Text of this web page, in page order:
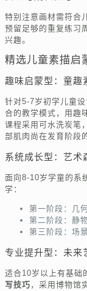
特别注意画材需符合
预留足够的重复练习
兴趣。
精选儿童素描启
趣味启蒙型：童趣
针对5-7岁初学儿童设
合的教学模式，用趣
课程采用可水洗炭笔
部肌肉尚在发育阶段
系统成长型：艺术
面向8-10岁学童的系
学：
第一阶段：几
第二阶段：静
第三阶段：场
专业提升型：未来
适合10岁以上有基础
写技巧 ，采用博物馆